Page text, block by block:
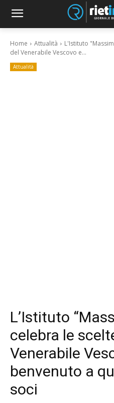
Home Attualità
L'Istituto
del Venerabile Vescovo e...
Attualità
L’Istituto
celebra le
Venerabile
benvenuto a
soci